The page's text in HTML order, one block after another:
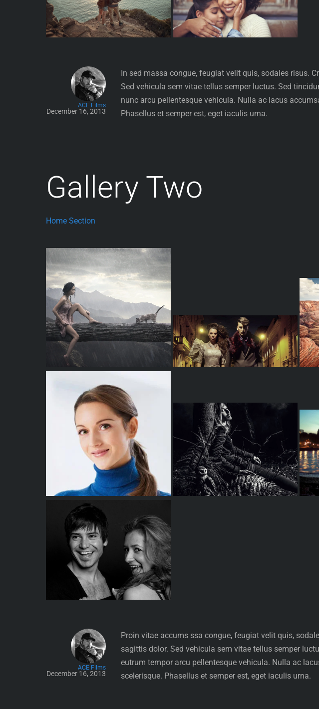
ACE Films
December 16, 2013
In sed massa congue, feugiat velit quis, sodales risus.
Sed vehicula sem vitae tellus semper luctus. Sed
nunc arcu pellentesque vehicula. Nulla ac lacus
Phasellus et semper est, eget iaculis urna.
Gallery Two
Home Section
ACE Films
December 16, 2013
Proin vitae accums ssa congue, feugiat velit quis,
sagittis dolor. Sed vehicula sem vitae tellus semper
eutrum tempor arcu pellentesque vehicula. Nulla ac
scelerisque. Phasellus et semper est, eget iaculis urna.